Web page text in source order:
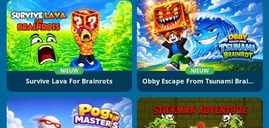
NIEUW
Survive Lava For Brainrots
NIEUW
Obby Escape From Tsunami Brainrot